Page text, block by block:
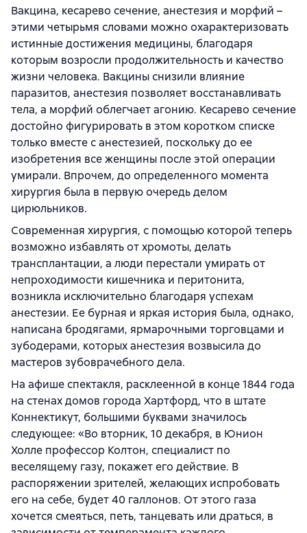
Вакцина, кесарево сечение, анестезия и морфий –
этими четырьмя словами можно охарактеризовать
истинные достижения медицины, благодаря
которым возросли продолжительность и качество
жизни человека. Вакцины снизили влияние
паразитов, анестезия позволяет восстанавливать
тела, а морфий облегчает агонию. Кесарево сечение
достойно фигурировать в этом коротком списке
только вместе с анестезией, поскольку до ее
изобретения все женщины после этой операции
умирали. Впрочем, до определенного момента
хирургия была в первую очередь делом
цирюльников.
Современная хирургия, с помощью которой теперь
возможно избавлять от хромоты, делать
трансплантации, а люди перестали умирать от
непроходимости кишечника и перитонита,
возникла исключительно благодаря успехам
анестезии. Ее бурная и яркая история была, однако,
написана бродягами, ярмарочными торговцами и
зубодерами, которых анестезия возвысила до
мастеров зубоврачебного дела.
На афише спектакля, расклеенной в конце 1844 года
на стенах домов города Хартфорд, что в штате
Коннектикут, большими буквами значилось
следующее: «Во вторник, 10 декабря, в Юнион
Холле профессор Колтон, специалист по
веселящему газу, покажет его действие. В
распоряжении зрителей, желающих испробовать
его на себе, будет 40 галлонов. От этого газа
хочется смеяться, петь, танцевать или драться, в